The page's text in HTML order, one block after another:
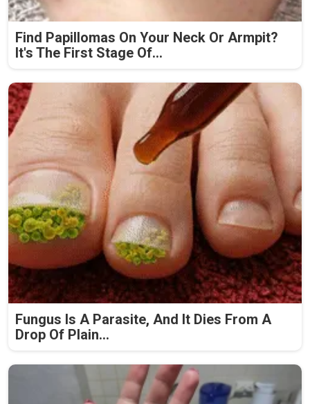
Find Papillomas On Your Neck Or Armpit?
It's The First Stage Of...
Fungus Is A Parasite, And It Dies From A
Drop Of Plain...